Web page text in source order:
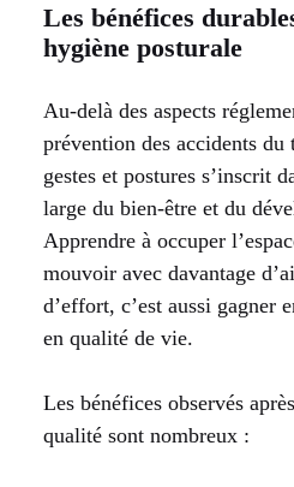
Les bénéfices
hygiène posturale
Au-delà des aspects
prévention des accidents
gestes et postures s’inscrit
large du bien-être et du
Apprendre à occuper
mouvoir avec davantage
d’effort, c’est aussi gagner
en qualité de vie.
Les bénéfices observés
qualité sont nombreux :